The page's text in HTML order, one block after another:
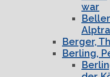
war
Berger,
Berling,